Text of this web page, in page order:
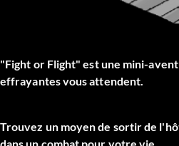
"Fight or Flight" est une mini-
effrayantes vous attendent.
Trouvez un moyen de sortir de